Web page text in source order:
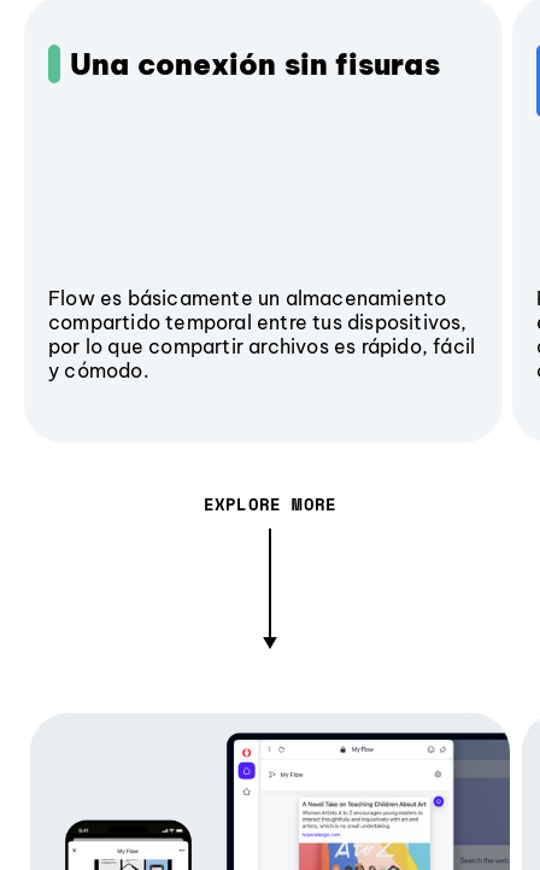
Una conexión sin fisuras
Flow es básicamente un almacenamiento
compartido temporal entre tus dispositivos,
por lo que compartir archivos es rápido, fácil
y cómodo.
EXPLORE MORE